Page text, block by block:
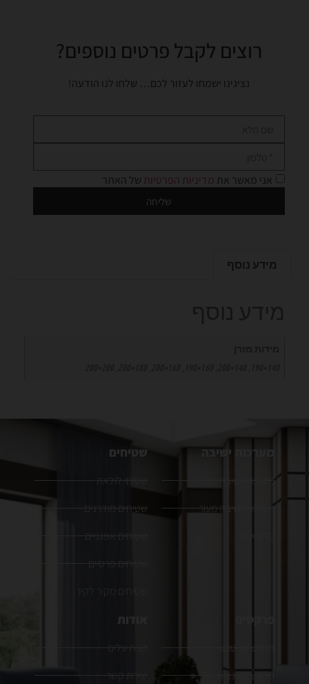
רוצים לקבל פרטים נוספים?
נציגינו ישמחו לעזור לכם… שלחו לנו הודעה!
אני מאשר את מדיניות הפרטיות של האתר
שליחה
מידע נוסף
מערכות ישיבה
מערכות ישיבה מבד
מערכות ישיבה מעור
כורסאות
שטיחים
שטיחי לולאה
שטיחים מודרנים
שטיחים אפגניים
שטיחים פרסיים
שטיחים מקיר לקיר
פרקטים
פרקט עץ טבעי
פרקט למינציה
אודות
קצת עלינו
יצירת קשר